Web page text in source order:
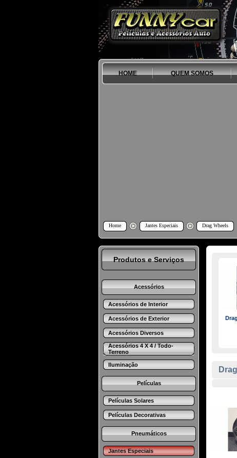
HOME QUEM SOMOS
Home Jantes Especiais Drag Wheels
Produtos e Serviços
Acessórios
Acessórios de Interior
Acessórios de Exterior
Acessórios Diversos
Acessórios 4 X 4 / Todo-
Terreno
Iluminação
Películas
Películas Solares
Películas Decorativas
Pneumáticos
Jantes Especiais